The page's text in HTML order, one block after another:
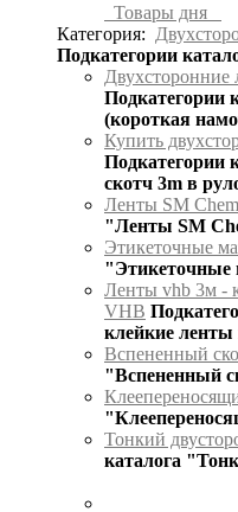
Товары дня
Категория:
Подкатегории
Двухсторонние
Подкатегории
(короткая
Купить
Подкатегории
скотч 3m в
Ленты SM
"Ленты SM
Этикеточные
"Этикеточные
Ленты vhb 3м -
VHB
клейкие
Вспененный
"Вспененный
Тонкий
каталога